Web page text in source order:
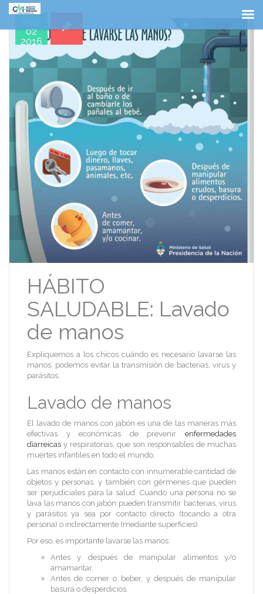
02
2016
HÁBITO
SALUDABLE: Lavado
de manos
Expliquemos a los chicos cuándo es necesario lavarse las
manos: podemos evitar la transmisión de bacterias, virus y
parásitos.
Lavado de manos
El lavado de manos con jabón es una de las maneras más
efectivas y económicas de prevenir enfermedades
diarreicas y respiratorias, que son responsables de muchas
muertes infantiles en todo el mundo.
Las manos están en contacto con innumerable cantidad de
objetos y personas, y también con gérmenes que pueden
ser perjudiciales para la salud. Cuando una persona no se
lava las manos con jabón pueden transmitir bacterias, virus
y parásitos ya sea por contacto directo (tocando a otra
persona) o indirectamente (mediante superficies).
Por eso, es importante lavarse las manos:
Antes y después de manipular alimentos y/o
amamantar.
Antes de comer o beber, y después de manipular
basura o desperdicios.